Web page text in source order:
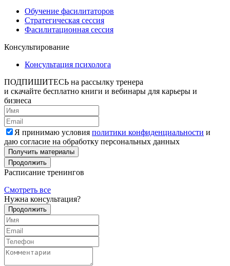
Обучение фасилитаторов
Стратегическая сессия
Фасилитационная сессия
Консультирование
Консультация психолога
ПОДПИШИТЕСЬ на рассылку тренера
и скачайте бесплатно книги и вебинары для карьеры и
бизнеса
Я принимаю условия политики конфиденциальности и
даю согласие на обработку персональных данных
Получить материалы
Продолжить
Расписание тренингов
Смотреть все
Нужна консультация?
Продолжить